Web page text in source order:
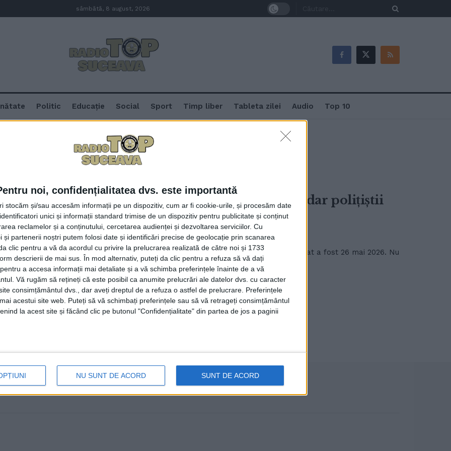
noi, confidențialitatea dvs. este importantă
stocăm și/sau accesăm informații pe un dispozitiv, cum ar fi cookie-urile, și procesăm date
unici și informații standard trimise de un dispozitiv pentru publicitate și conținut
reclamelor și a conținutului, cercetarea audienței și dezvoltarea serviciilor. Cu
și partenerii noștri putem folosi date și identificări precise de geolocație prin scanarea
clic pentru a vă da acordul cu privire la prelucrarea realizată de către noi și 1733
descrierii de mai sus. În mod alternativ, puteți da clic pentru a refuza să vă dați
a accesa informații mai detaliate și a vă schimba preferințele înainte de a vă
Vă rugăm să rețineți că este posibil ca anumite prelucrări ale datelor dvs. cu caracter
consimțământul dvs., dar aveți dreptul de a refuza o astfel de prelucrare. Preferințele
acestui site web. Puteți să vă schimbați preferințele sau să vă retrageți consimțământul
la acest site și făcând clic pe butonul "Confidențialitate" din partea de jos a paginii
NU SUNT DE ACORD SUNT DE ACORD
sâmbătă, 8 august, 2026
Politic Educație Social Sport Timp liber Tableta zilei Audio Top 10
În municipiul Suceava intersecțiile au rămas, dar polițiștii
care să dirijeze circulația au dispărut
28 MAI, 2026
Una din zilele în care traficul în municipiul Suceava a fost extrem de aglomerat a fost 26 mai 2026. Nu